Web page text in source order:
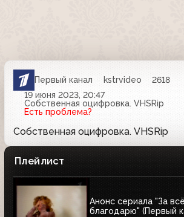
Первый канал kstrvideo
2618
19 июня 2023, 20:47
Собственная оцифровка. VHSRip
Есть проблема?
Собственная оцифровка. VHSRip
Плейлист
Анонс сериала "За
благодарю" (Первый